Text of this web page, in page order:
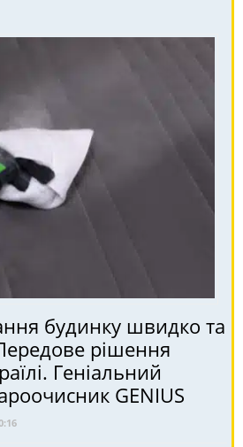
будинку швидко та
рішення
Геніальний
GENIUS